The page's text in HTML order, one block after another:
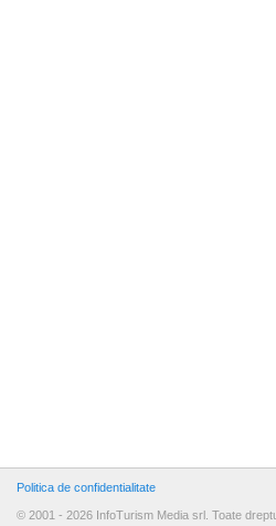
Politica de confidentialitate
© 2001 - 2026 InfoTurism Media srl. Toate